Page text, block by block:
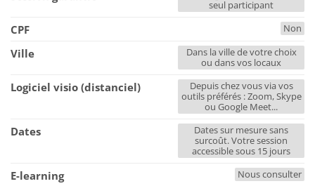
seul participant
CPF Non
Ville
Dans la ville de votre choix
ou dans vos locaux
Logiciel visio (distanciel)
Depuis chez vous via vos
outils préférés : Zoom, Skype
ou Google Meet...
Dates
Dates sur mesure sans
surcoût. Votre session
accessible sous 15 jours
E-learning Nous consulter